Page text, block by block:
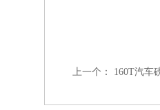
上一个： 160T汽车